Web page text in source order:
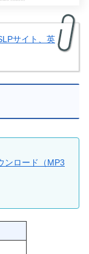
サイト、英
ンロード（MP3